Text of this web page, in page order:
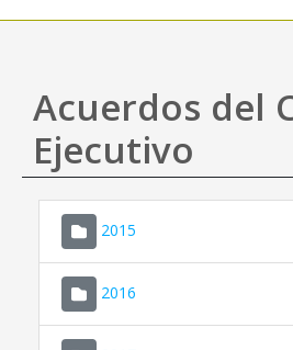
Acuerdos del
Ejecutivo
2015
2016